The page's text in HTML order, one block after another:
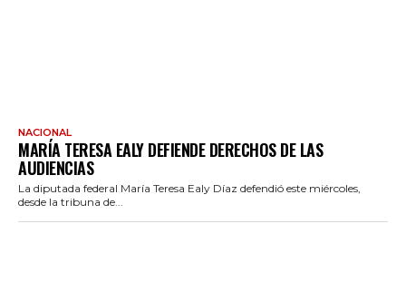
NACIONAL
MARÍA TERESA EALY DEFIENDE DERECHOS DE LAS
AUDIENCIAS
La diputada federal María Teresa Ealy Díaz defendió este miércoles,
desde la tribuna de...